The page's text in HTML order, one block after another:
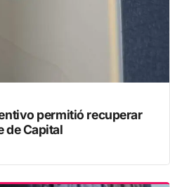
permitió recuperar
de Capital